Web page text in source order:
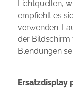
Lichtquellen,
empfiehlt es
verwenden.
der Bildschirm
Blendungen
Ersatzdisplay